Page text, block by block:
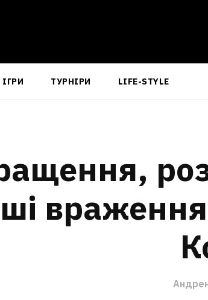
ІГРИ ТУРНІРИ LIFE-STYLE